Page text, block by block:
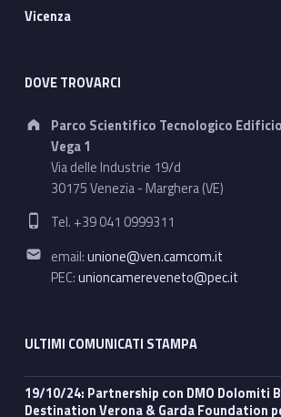
Vicenza
DOVE TROVARCI
Address:
Parco Scientifico Tecnologico
Vega 1
Via delle Industrie 19/d
30175 Venezia - Marghera (VE)
Phone number:
Tel. +39 041 0999311
Email address:
email:unione@ven.camcom.it
PEC:unioncamereveneto@pec.it
ULTIMI COMUNICATI STAMPA
19/10/24: Partnership con DMO Dolomiti Bellunesi e
Destination Verona & Garda Foundation